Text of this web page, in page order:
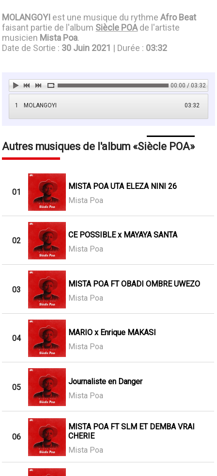
MOLANGOYI est une musique du rythmeAfro Beat
faisant partie de l'album Siècle POAde l'artiste
musicien Mista Poa.
Date de Sortie : 30 Juin 2021 | Durée : 03:32
00:00 / 03:32
1 03:32
MOLANGOYI
Autres musiques de l'album Siècle POA
01
MISTA POA UTA ELEZA NINI 26
Mista Poa
02
CE POSSIBLE x MAYAYA SANTA
Mista Poa
03
MISTA POA FT OBADI OMBRE UWEZO
Mista Poa
04
MARIO x Enrique MAKASI
Mista Poa
05
Journaliste en Danger
Mista Poa
06
MISTA POA FT SLM ET DEMBA VRAI
CHERIE
Mista Poa